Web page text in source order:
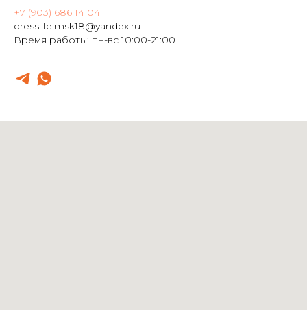
+7 (903) 686 14 04
dresslife.msk18@yandex.ru
Время работы: пн-вс 10:00-21:00